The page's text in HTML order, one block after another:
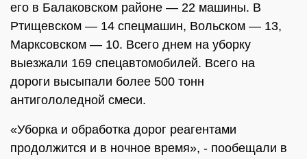
его в Балаковском районе — 22 машины. В
Ртищевском — 14 спецмашин, Вольском — 13,
Марксовском — 10. Всего днем на уборку
выезжали 169 спецавтомобилей. Всего на
дороги высыпали более 500 тонн
антигололедной смеси.
«Уборка и обработка дорог реагентами
продолжится и в ночное время», - пообещали в